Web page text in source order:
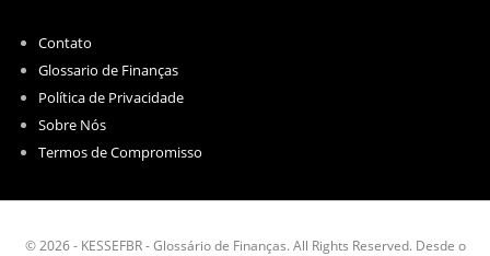
Contato
Glossario de Finanças
Política de Privacidade
Sobre Nós
Termos de Compromisso
© 2026 - KESSEFBR - Glossário de Finanças. All Rights Reserved. Desde o